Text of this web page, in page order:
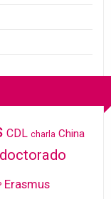
CDL charla China
doctorado
Erasmus